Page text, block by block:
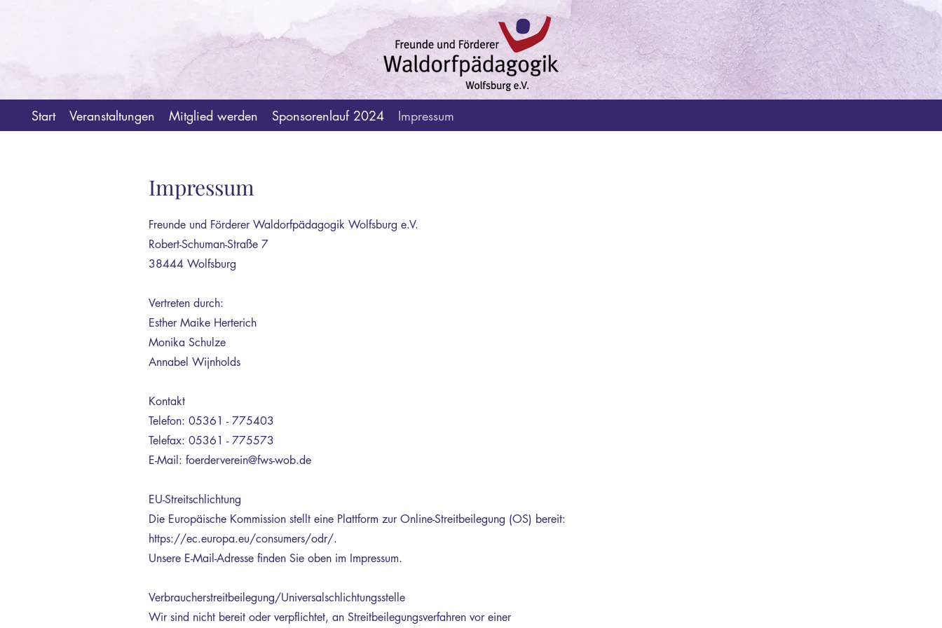
Start Veranstaltungen Mitglied werden Sponsorenlauf 2024 Impressum
Impressum
Freunde und Förderer Waldorfpädagogik Wolfsburg e.V.
Robert-Schuman-Straße 7
38444 Wolfsburg
Vertreten durch:
Esther Maike Herterich
Monika Schulze
Annabel Wijnholds
Kontakt
Telefon: 05361 - 775403
Telefax: 05361 - 775573
E-Mail: foerderverein@fws-wob.de
EU-Streitschlichtung
Die Europäische Kommission stellt eine Plattform zur Online-Streitbeilegung (OS) bereit:
https://ec.europa.eu/consumers/odr/.
Unsere E-Mail-Adresse finden Sie oben im Impressum.
Verbraucherstreitbeilegung/Universalschlichtungsstelle
Wir sind nicht bereit oder verpflichtet, an Streitbeilegungsverfahren vor einer